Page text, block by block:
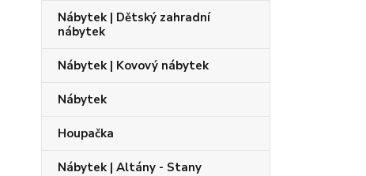
Nábytek | Dětský zahradní
nábytek
Nábytek | Kovový nábytek
Nábytek
Houpačka
Nábytek | Altány - Stany